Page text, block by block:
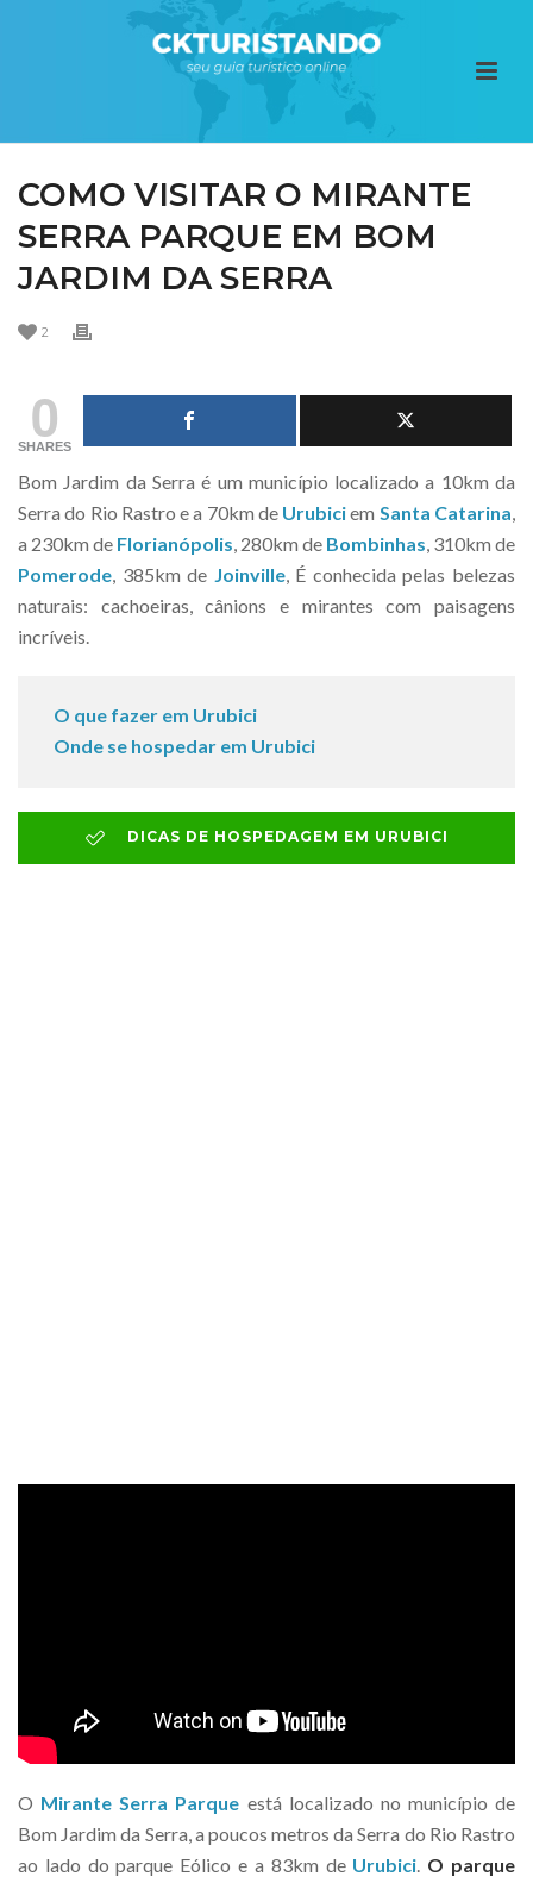
COMO VISITAR O MIRANTE
SERRA PARQUE EM BOM
JARDIM DA SERRA
2
0
SHARES
Bom Jardim da Serra é um município localizado a 10km da
Serra do Rio Rastro e a 70km de Urubiciem Santa Catarina,
a 230km de Florianópolis, 280km de Bombinhas, 310km de
Pomerode, 385km de Joinville, É conhecida pelas belezas
naturais: cachoeiras, cânions e mirantes com paisagens
incríveis.
O que fazer em Urubici
Onde se hospedar em Urubici
DICAS DE HOSPEDAGEM EM URUBICI
O Mirante Serra Parque está localizado no município de
Bom Jardim da Serra, a poucos metros da Serra do Rio Rastro
ao lado do parque Eólico e a 83km de Urubici. O parque